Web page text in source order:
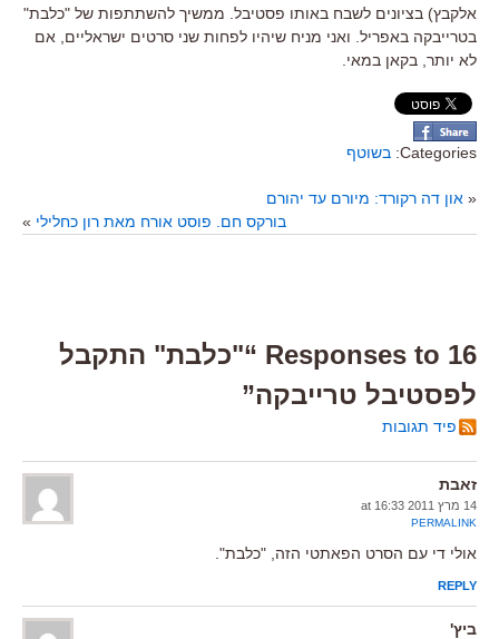
אלקבץ) בציונים לשבח באותו פסטיבל. ממשיך להשתתפות של "כלבת"
בטרייבקה באפריל. ואני מניח שיהיו לפחות שני סרטים ישראליים, אם
לא יותר, בקאן במאי.
Categories: בשוטף
« און דה רקורד: מיורם עד יהורם
בורקס חם. פוסט אורח מאת רון כחלילי »
16 Responses to “"כלבת" התקבל
לפסטיבל טרייבקה”
פיד תגובות
זאבת
14 מרץ 2011 at 16:33
PERMALINK
אולי די עם הסרט הפאתטי הזה, "כלבת".
REPLY
ביץ'